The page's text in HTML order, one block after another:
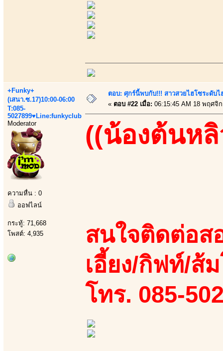
+Funky+
(เสนา.ซ.17)10:00-06:00
T:085-
5027899♥Line:funkyclub
Moderator
ความหื่น : 0
ออฟไลน์
กระทู้: 71,668
โพสต์: 4,935
ตอบ: ศุกร์นี้พบกับ!!! สาวสวยไฮโซระดับไ
« ตอบ #22 เมื่อ: 06:15:45 AM 18 พฤศจิ
((น้องต้นห
สนใจติดต่อส
เอี้ยง/กิฟท์/ส้
โทร. 085-